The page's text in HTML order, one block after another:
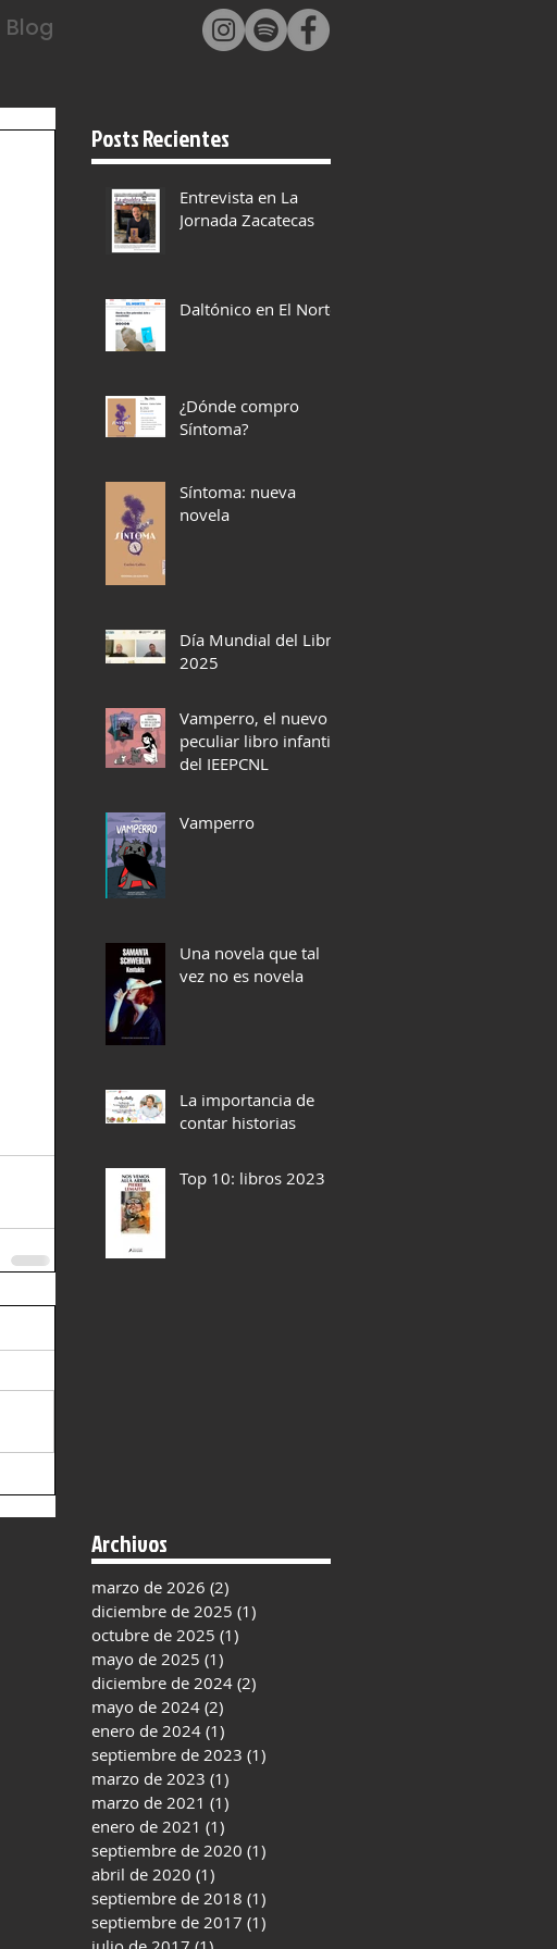
Blog
Posts Recientes
Entrevista en La
Jornada Zacatecas
Daltónico en El Norte
¿Dónde compro
Síntoma?
Síntoma: nueva
novela
Día Mundial del Libro
2025
Vamperro, el nuevo y
peculiar libro infantil
del IEEPCNL
Vamperro
Una novela que tal
vez no es novela
La importancia de
contar historias
Top 10: libros 2023
Archivos
marzo de 2026 (2)
diciembre de 2025 (1)
octubre de 2025 (1)
mayo de 2025 (1)
diciembre de 2024 (2)
mayo de 2024 (2)
enero de 2024 (1)
septiembre de 2023 (1)
marzo de 2023 (1)
marzo de 2021 (1)
enero de 2021 (1)
septiembre de 2020 (1)
abril de 2020 (1)
septiembre de 2018 (1)
septiembre de 2017 (1)